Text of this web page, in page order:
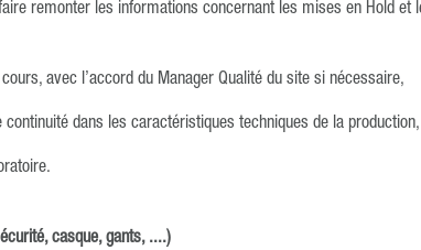
remonter les informations concernant les mises en Hold
avec l’accord du Manager Qualité du site si nécessaire,
dans les caractéristiques techniques de la production,
casque, gants, ....)